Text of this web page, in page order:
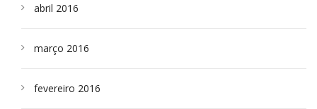
abril 2016
março 2016
fevereiro 2016